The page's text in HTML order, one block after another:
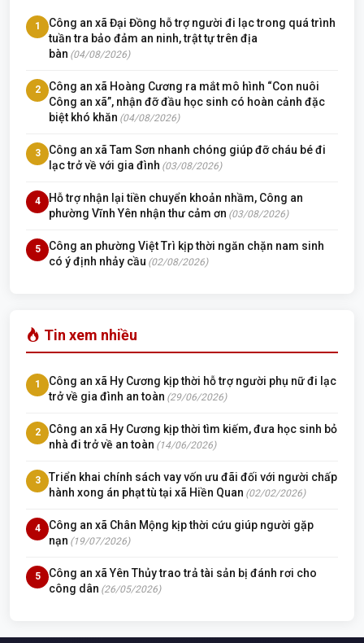
1
Công an xã Đại Đồng hỗ trợ người đi lạc trong quá trình
tuần tra bảo đảm an ninh, trật tự trên địa
bàn (04/08/2026)
2
Công an xã Hoàng Cương ra mắt mô hình “Con nuôi
Công an xã”, nhận đỡ đầu học sinh có hoàn cảnh đặc
biệt khó khăn (04/08/2026)
3
Công an xã Tam Sơn nhanh chóng giúp đỡ cháu bé đi
lạc trở về với gia đình (03/08/2026)
4
Hỗ trợ nhận lại tiền chuyển khoản nhầm, Công an
phường Vĩnh Yên nhận thư cảm ơn (03/08/2026)
5
Công an phường Việt Trì kịp thời ngăn chặn nam sinh
có ý định nhảy cầu (02/08/2026)
Tin xem nhiều
1
Công an xã Hy Cương kịp thời hỗ trợ người phụ nữ đi lạc
trở về gia đình an toàn (29/06/2026)
2
Công an xã Hy Cương kịp thời tìm kiếm, đưa học sinh bỏ
nhà đi trở về an toàn (14/06/2026)
3
Triển khai chính sách vay vốn ưu đãi đối với người chấp
hành xong án phạt tù tại xã Hiền Quan (02/02/2026)
4
Công an xã Chân Mộng kịp thời cứu giúp người gặp
nạn (19/07/2026)
5
Công an xã Yên Thủy trao trả tài sản bị đánh rơi cho
công dân (26/05/2026)